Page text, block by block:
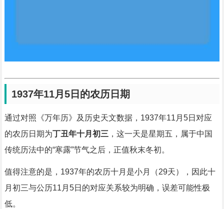
1937年11月5日的农历日期
通过对照《万年历》及历史天文数据，1937年11月5日对应
的农历日期为丁丑年十月初三，这一天是星期五，属于中国
传统历法中的“寒露”节气之后，正值秋末冬初。
值得注意的是，1937年的农历十月是小月（29天），因此十
月初三与公历11月5日的对应关系较为明确，误差可能性极
低。